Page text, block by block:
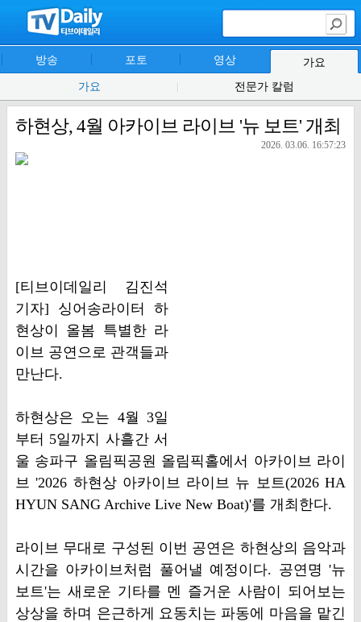
방송 포토 영상
가요
가요
전문가 칼럼
하현상, 4월 아카이브 라이브 '뉴 보트' 개최
2026. 03.06. 16:57:23
[티브이데일리 김진석
기자] 싱어송라이터 하
현상이 올봄 특별한 라
이브 공연으로 관객들과
만난다.
하현상은 오는 4월 3일
부터 5일까지 사흘간 서
울 송파구 올림픽공원 올림픽홀에서 아카이브 라이
브 '2026 하현상 아카이브 라이브 뉴 보트(2026 HA
HYUN SANG Archive Live New Boat)'를 개최한다.
라이브 무대로 구성된 이번 공연은 하현상의 음악과
시간을 아카이브처럼 풀어낼 예정이다. 공연명 '뉴
보트'는 새로운 기타를 멘 즐거운 사람이 되어보는
상상을 하며 은근하게 요동치는 파동에 마음을 맡긴